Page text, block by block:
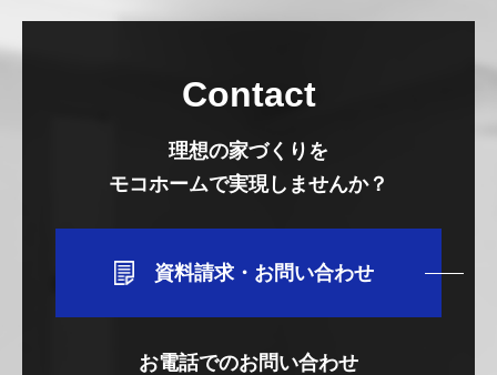
Contact
理想の家づくりを
モコホームで実現しませんか？
資料請求・お問い合わせ
お電話でのお問い合わせ